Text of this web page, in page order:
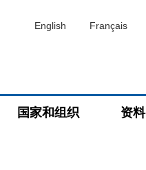
English Français
国家和组织 资料